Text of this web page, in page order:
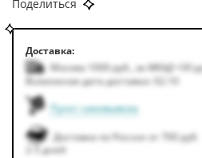
Поделиться
Доставка:
Москва 1000руб. за МКАД +50
Возможная дата доставки: 02.10
Пункт самовывоза
Доставка по России от 700 руб.
2-5 дней